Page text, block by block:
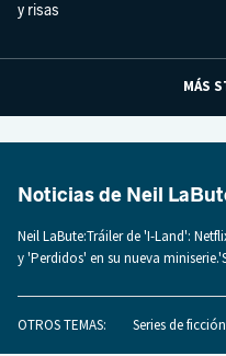
y risas
MÁS
Noticias de Neil
Neil LaBute:Tráiler de 'I-Land':
y 'Perdidos' en su nueva
OTROS TEMAS: Series de ficción